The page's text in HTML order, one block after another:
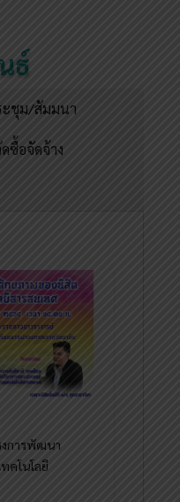
ธ์
ะชุม/สัมมนา
ซื้อจัดจ้าง
งการพัฒนา
คโนโลยี